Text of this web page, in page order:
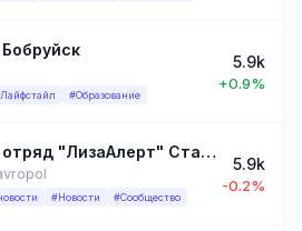
#Образование
5.9k
+0.9%
Поисковый отряд "ЛизаАлерт" Ставропольского края
#Новости #Сообщество
5.9k
-0.2%